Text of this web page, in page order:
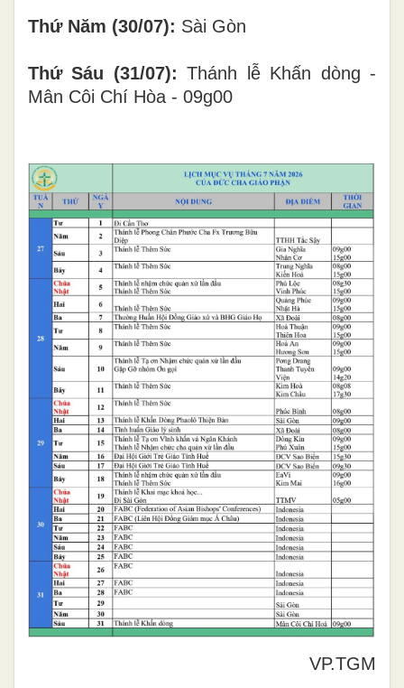
Thứ Năm (30/07): Sài Gòn
Thứ Sáu (31/07): Thánh lễ Khấn dòng -
Mân Côi Chí Hòa - 09g00
VP.TGM